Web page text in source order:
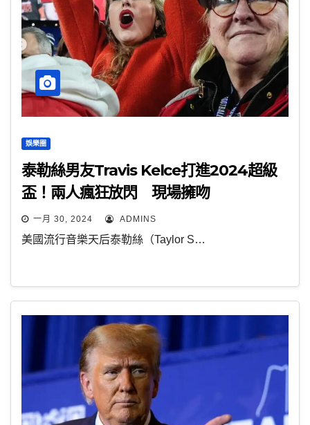
娛樂圈
泰勒絲男友Travis Kelce打進2024超級
盃！兩人瘋狂放閃 現場擁吻
一月 30, 2024 ADMINS
美國流行音樂天后泰勒絲（Taylor S…